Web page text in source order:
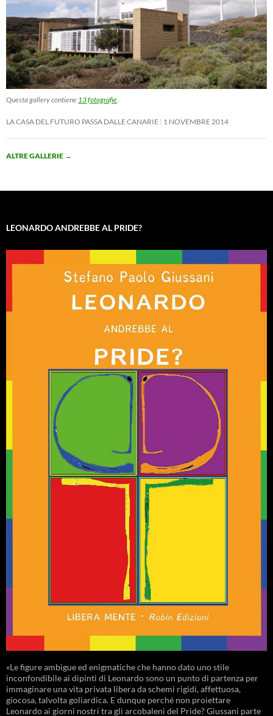
Questa gallery contiene 13 fotografie
LA CASA DEL FUTURO PASSA DALLE CANARIE 1 NOVEMBRE 2014
ALTRE GALLERIE →
LEONARDO ANDREBBE AL PRIDE?
«Le figure ambigue ed enigmatiche che hanno dato uno stile
inconfondibile ai dipinti di Leonardo sono un punto di partenza per
immaginare una vita privata libera da schemi rigidi, affettuosa,
giocosa, talvolta goliardica. E dunque perché non proiettare
Leonardo ai giorni nostri tra gli arcobaleni del Pride? Giussani parte